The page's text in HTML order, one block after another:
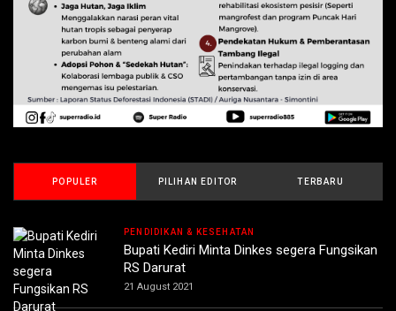
POPULER PILIHAN EDITOR TERBARU
PENDIDIKAN & KESEHATAN
Bupati Kediri Minta Dinkes segera Fungsikan
RS Darurat
21 August 2021